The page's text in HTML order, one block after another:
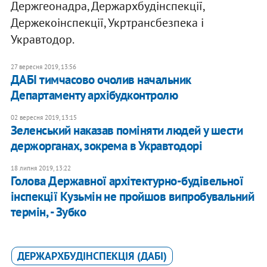
Держгеонадра, Держархбудінспекції,
Держекоінспекції, Укртрансбезпека і
Укравтодор.
27 вересня 2019, 13:56
ДАБІ тимчасово очолив начальник
Департаменту архібудконтролю
02 вересня 2019, 13:15
Зеленський наказав поміняти людей у шести
держорганах, зокрема в Укравтодорі
18 липня 2019, 13:22
Голова Державної архітектурно-будівельної
інспекції Кузьмін не пройшов випробувальний
термін, - Зубко
ДЕРЖАРХБУДІНСПЕКЦІЯ (ДАБІ)